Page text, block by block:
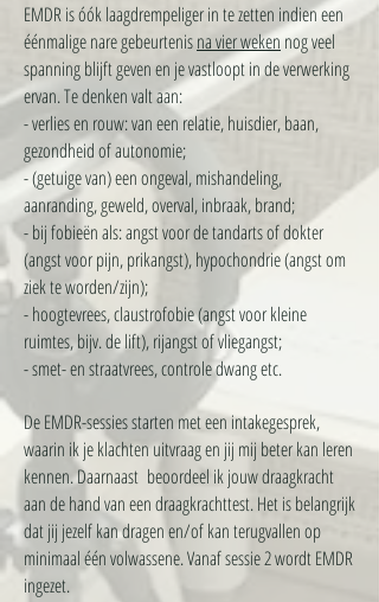
EMDR is óók laagdrempeliger in te zetten indien een
éénmalige nare gebeurtenisna vier weken nog veel
spanning blijft geven en je vastloopt in de verwerking
ervan. Te denken valt aan:
- verlies en rouw: van een relatie, huisdier, baan,
gezondheid of autonomie;
- (getuige van) een ongeval, mishandeling,
aanranding, geweld, overval, inbraak, brand;
- bij fobieën als: angst voor de tandarts of dokter
(angst voor pijn, prikangst), hypochondrie (angst om
ziek te worden/zijn);
- hoogtevrees, claustrofobie (angst voor kleine
ruimtes, bijv. de lift), rijangst of vliegangst;
- smet- en straatvrees, controle dwang etc.
De EMDR-sessies starten met een intakegesprek,
waarin ik je klachten uitvraag en jij mij beter kan leren
kennen. Daarnaast beoordeel ik jouw draagkracht
aan de hand van een draagkrachttest. Het is belangrijk
dat jij jezelf kan dragen en/of kan terugvallen op
minimaal één volwassene. Vanaf sessie 2 wordt EMDR
ingezet.